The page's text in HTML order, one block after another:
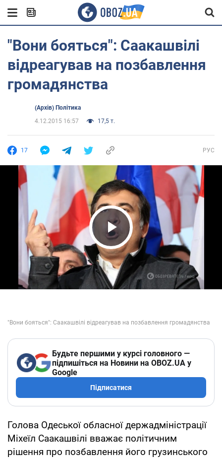
"Вони бояться": Саакашвілі
відреагував на позбавлення
громадянства
(Архів) Політика
4.12.2015 16:57
17,5 т.
17 РУС
Play Video
Будьте першими у курсі головного —
підпишіться на Новини на OBOZ.UA у
Google
Підписатися
Голова Одеської обласної держадміністрації
Міхеїл Саакашвілі вважає політичним
рішення про позбавлення його грузинського